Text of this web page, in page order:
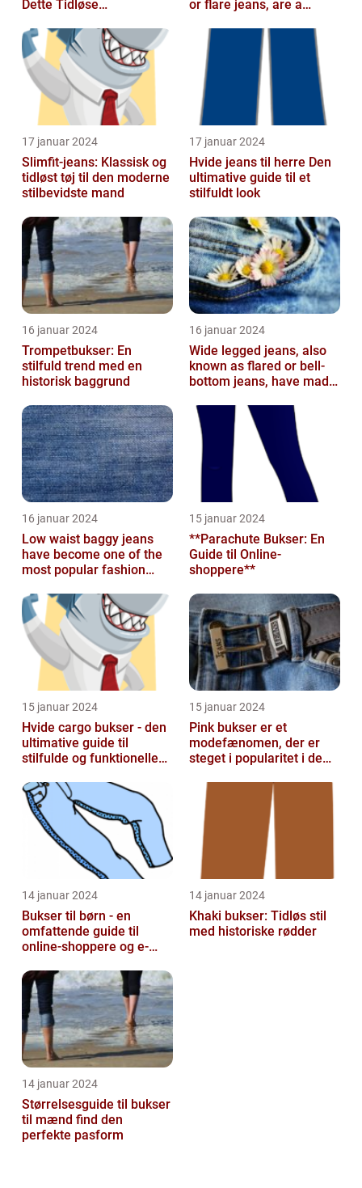
Dette Tidløse
or flare jeans, are a
for those ...
17 januar 2024
Slimfit-jeans: Klassisk og
tidløst tøj til den moderne
stilbevidste mand
17 januar 2024
Hvide jeans til herre Den
ultimative guide til et
stilfuldt look
16 januar 2024
Trompetbukser: En
stilfuld trend med en
historisk baggrund
16 januar 2024
Wide legged jeans, also
known as flared or bell-
bottom jeans, have made
fash...
16 januar 2024
Low waist baggy jeans
have become one of the
most popular fashion
15 januar 2024
**Parachute Bukser: En
Guide til Online-
shoppere**
15 januar 2024
Hvide cargo bukser - den
ultimative guide til
stilfulde og funktionelle
15 januar 2024
Pink bukser er et
modefænomen, der er
steget i popularitet i de
14 januar 2024
Bukser til børn - en
omfattende guide til
online-shoppere og e-
14 januar 2024
Khaki bukser: Tidløs stil
med historiske rødder
14 januar 2024
Størrelsesguide til bukser
til mænd find den
perfekte pasform